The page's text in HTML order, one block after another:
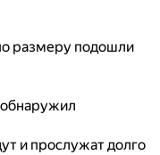
размеру подошли
обнаружил
и прослужат долго